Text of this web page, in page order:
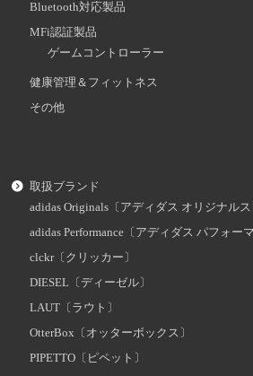
Bluetooth対応製品
MFi認証製品
ゲームコントローラー
健康管理＆フィットネス
その他
取扱ブランド
adidas Originals〔アディダス オリジナルス
adidas Performance〔アディダス パフォー
clckr〔クリッカー〕
DIESEL〔ディーゼル〕
LAUT〔ラウト〕
OtterBox〔オッターボックス〕
PIPETTO〔ピペット〕